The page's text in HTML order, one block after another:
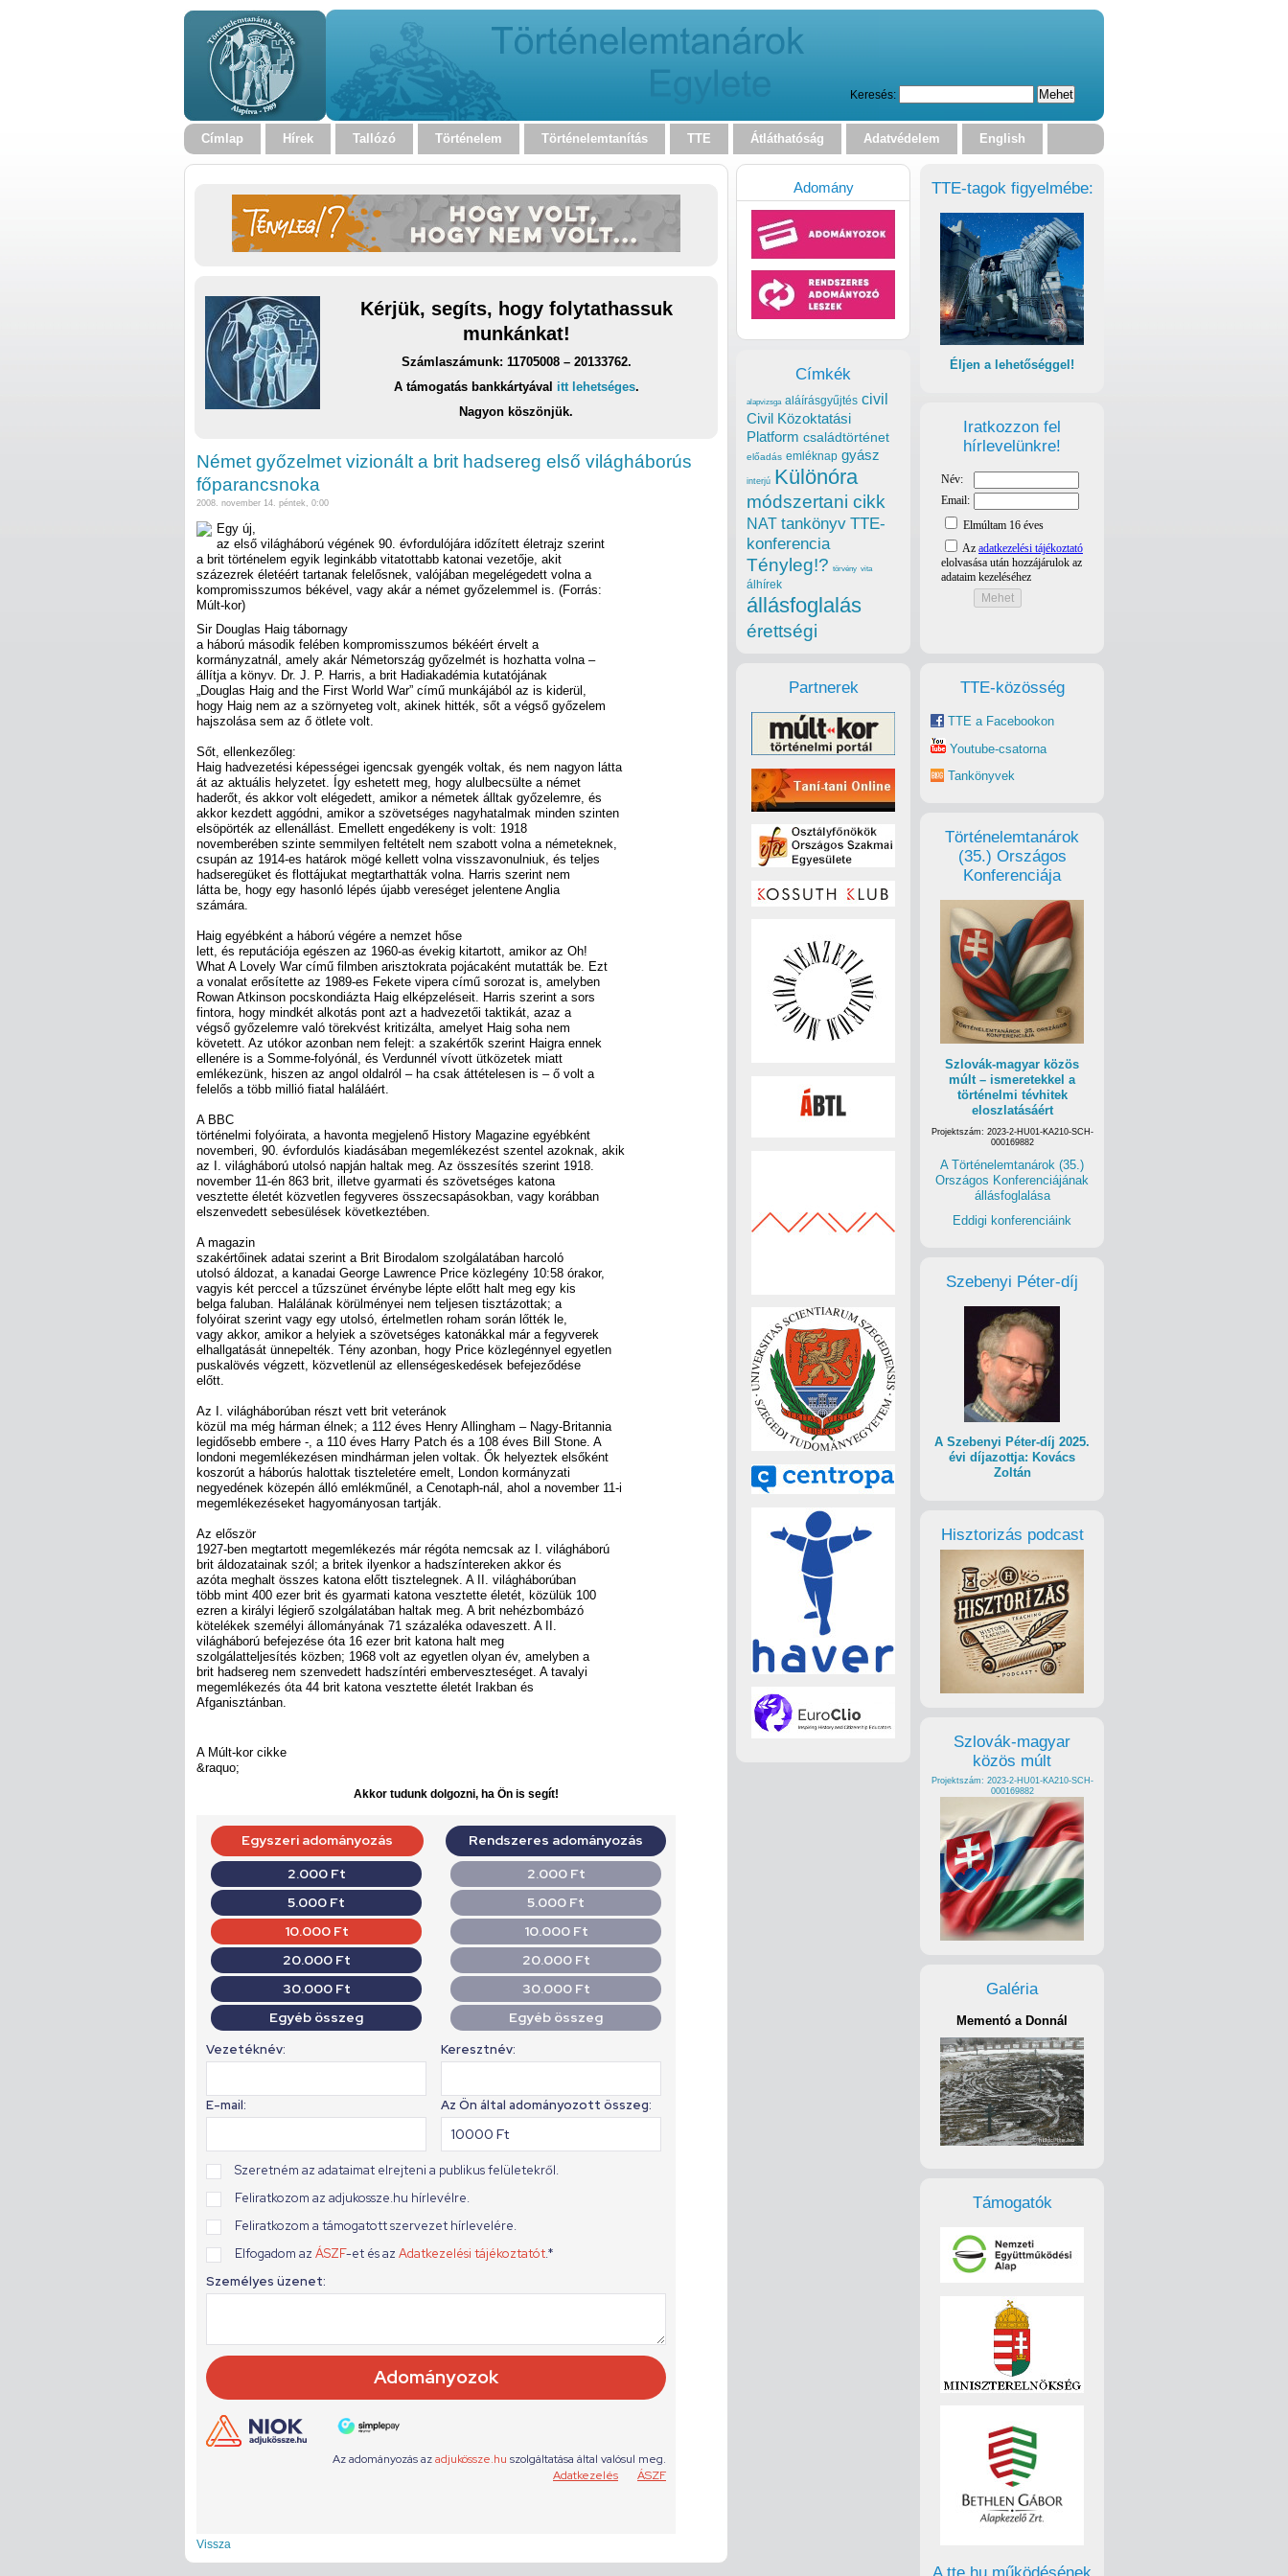
Keresés:
Címlap Hírek Tallózó Történelem Történelemtanítás TTE Átláthatóság Adatvédelem English
Kérjük, segíts, hogy folytathassuk
munkánkat!
Számlaszámunk: 11705008 – 20133762.
A támogatás bankkártyával itt lehetséges.
Nagyon köszönjük.
Német győzelmet vizionált a brit hadsereg első világháborús
főparancsnoka
2008. november 14. péntek, 0:00
Egy új,
az első világháború végének 90. évfordulójára időzített életrajz szerint
a brit történelem egyik leginkább vitatottabb katonai vezetője, akit
százezrek életéért tartanak felelősnek, valójában megelégedett volna a
kompromisszumos békével, vagy akár a német győzelemmel is. (Forrás:
Múlt-kor)
Sir Douglas Haig tábornagy
a háború második felében kompromisszumos békéért érvelt a
kormányzatnál, amely akár Németország győzelmét is hozhatta volna –
állítja a könyv. Dr. J. P. Harris, a brit Hadiakadémia kutatójának
„Douglas Haig and the First World War” című munkájából az is kiderül,
hogy Haig nem az a szörnyeteg volt, akinek hitték, sőt a végső győzelem
hajszolása sem az ő ötlete volt.
Sőt, ellenkezőleg:
Haig hadvezetési képességei igencsak gyengék voltak, és nem nagyon látta
át az aktuális helyzetet. Így eshetett meg, hogy alulbecsülte a német
haderőt, és akkor volt elégedett, amikor a németek álltak győzelemre, és
akkor kezdett aggódni, amikor a szövetséges nagyhatalmak minden szinten
elsöpörték az ellenállást. Emellett engedékeny is volt: 1918
novemberében szinte semmilyen feltételt nem szabott volna a németeknek,
csupán az 1914-es határok mögé kellett volna visszavonulniuk, és teljes
hadseregüket és flottájukat megtarthatták volna. Harris szerint nem
látta be, hogy egy hasonló lépés újabb vereséget jelentene Anglia
számára.
Haig egyébként a háború végére a nemzet hőse
lett, és reputációja egészen az 1960-as évekig kitartott, amikor az Oh!
What A Lovely War című filmben arisztokrata pojácaként mutatták be. Ezt
a vonalat erősítette az 1989-es Fekete vipera című sorozat is, amelyben
Rowan Atkinson pocskondiázta Haig elképzeléseit. Harris szerint a sors
fintora, hogy mindkét alkotás pont azt a hadvezetői taktikát, azaz a
végső győzelemre való törekvést kritizálta, amelyet Haig soha nem
követett. Az utókor azonban nem felejt: a szakértők szerint Haigra ennek
ellenére is a Somme-folyónál, és Verdunnél vívott ütközetek miatt
emlékezünk, hiszen az angol oldalról – ha csak áttételesen is – ő volt a
felelős a több millió fiatal haláláért.
A BBC
történelmi folyóirata, a havonta megjelenő History Magazine egyébként
novemberi, 90. évfordulós kiadásában megemlékezést szentel azoknak, akik
az I. világháború utolsó napján haltak meg. Az összesítés szerint 1918.
november 11-én 863 brit, illetve gyarmati és szövetséges katona
vesztette életét közvetlen fegyveres összecsapásokban, vagy korábban
elszenvedett sebesülések következtében.
A magazin
szakértőinek adatai szerint a Brit Birodalom szolgálatában harcoló
utolsó áldozat, a kanadai George Lawrence Price közlegény 10:58 órakor,
vagyis két perccel a tűzszünet érvénybe lépte előtt halt meg egy kis
belga faluban. Halálának körülményei nem teljesen tisztázottak; a
folyóirat szerint vagy egy utolsó, értelmetlen roham során lőtték le,
vagy akkor, amikor a helyiek a szövetséges katonákkal már a fegyverek
elhallgatását ünnepelték. Tény azonban, hogy Price közlegénnyel egyetlen
puskalövés végzett, közvetlenül az ellenségeskedések befejeződése
előtt.
Az I. világháborúban részt vett brit veteránok
közül ma még hárman élnek; a 112 éves Henry Allingham – Nagy-Britannia
legidősebb embere -, a 110 éves Harry Patch és a 108 éves Bill Stone. A
londoni megemlékezésen mindhárman jelen voltak. Ők helyeztek elsőként
koszorút a háborús halottak tiszteletére emelt, London kormányzati
negyedének közepén álló emlékműnél, a Cenotaph-nál, ahol a november 11-i
megemlékezéseket hagyományosan tartják.
Az először
1927-ben megtartott megemlékezés már régóta nemcsak az I. világháború
brit áldozatainak szól; a britek ilyenkor a hadszíntereken akkor és
azóta meghalt összes katona előtt tisztelegnek. A II. világháborúban
több mint 400 ezer brit és gyarmati katona vesztette életét, közülük 100
ezren a királyi légierő szolgálatában haltak meg. A brit nehézbombázó
kötelékek személyi állományának 71 százaléka odaveszett. A II.
világháború befejezése óta 16 ezer brit katona halt meg
szolgálatteljesítés közben; 1968 volt az egyetlen olyan év, amelyben a
brit hadsereg nem szenvedett hadszíntéri emberveszteséget. A tavalyi
megemlékezés óta 44 brit katona vesztette életét Irakban és
Afganisztánban.
A Múlt-kor cikke
&raquo;
Akkor tudunk dolgozni, ha Ön is segít!
Vissza
TTE-tagok figyelmébe:
Éljen a lehetőséggel!
Iratkozzon fel
hírlevelünkre!
TTE-közösség
TTE a Facebookon
Youtube-csatorna
Tankönyvek
Történelemtanárok
(35.) Országos
Konferenciája
Szlovák-magyar közös
múlt – ismeretekkel a
történelmi tévhitek
eloszlatásáért
Projektszám: 2023-2-HU01-KA210-SCH-
000169882
A Történelemtanárok (35.)
Országos Konferenciájának
állásfoglalása
Eddigi konferenciáink
Szebenyi Péter-díj
A Szebenyi Péter-díj 2025.
évi díjazottja: Kovács
Zoltán
Hisztorizás podcast
Szlovák-magyar
közös múlt
Projektszám: 2023-2-HU01-KA210-SCH-
000169882
Galéria
Mementó a Donnál
Támogatók
Adomány
Címkék
alapvizsga aláírásgyűjtés civil
Civil Közoktatási
Platform családtörténet
előadás emléknap gyász
interjú Különóra
módszertani cikk
NAT tankönyv TTE-
konferencia
Tényleg!? törvény vita
álhírek
állásfoglalás
érettségi
Partnerek